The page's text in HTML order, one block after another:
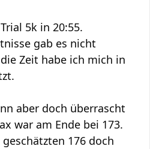
5k in 20:55.
gab es nicht
Zeit habe ich mich in
aber doch überrascht
war am Ende bei 173.
176 doch